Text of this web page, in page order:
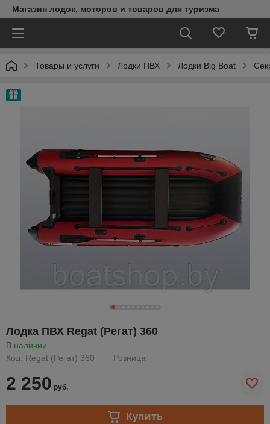
Магазин лодок, моторов и товаров для туризма
Товары и услуги Лодки ПВХ Лодки Big Boat
Лодка ПВХ Regat (Регат) 360
В наличии
Код: Regat (Регат) 360
Розница
2 250 руб.
Купить